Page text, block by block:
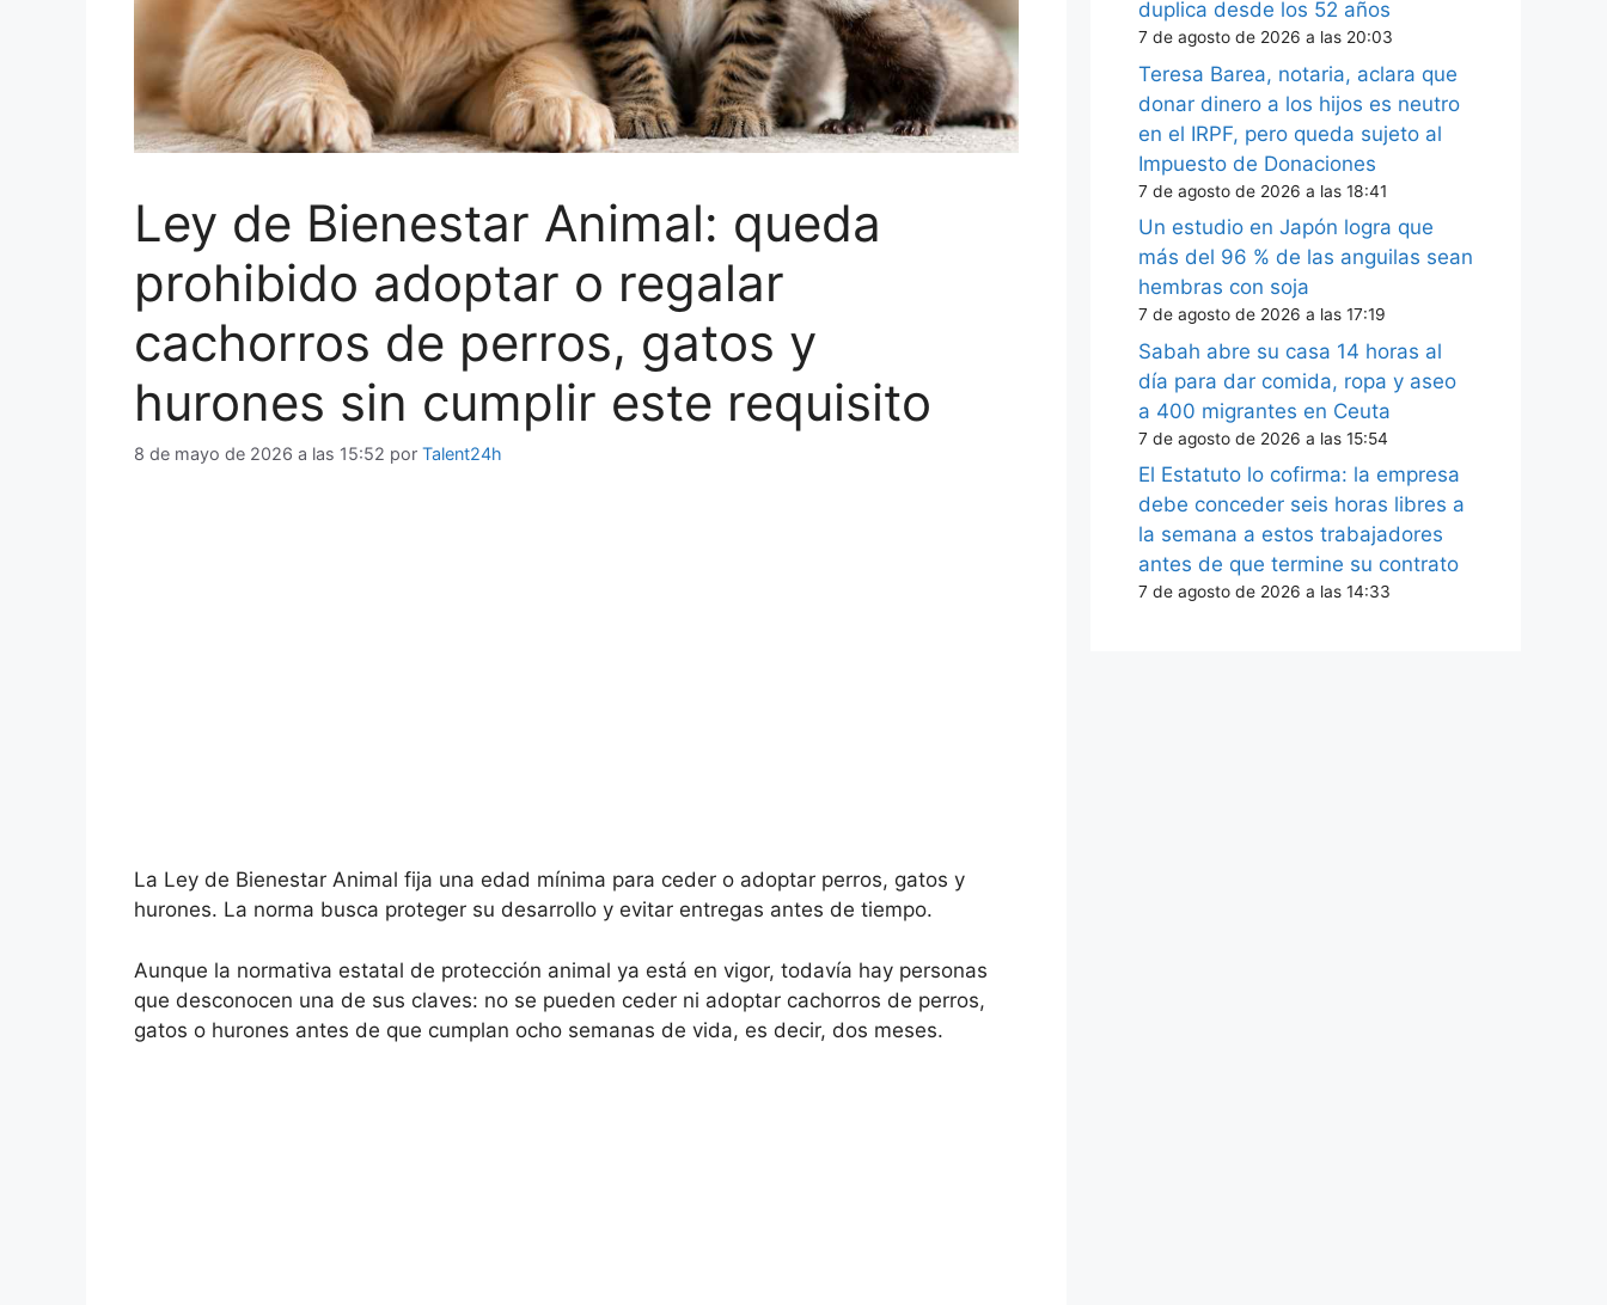
Ley de Bienestar Animal: queda
prohibido adoptar o regalar
cachorros de perros, gatos y
hurones sin cumplir este requisito
8 de mayo de 2026 a las 15:52 por Talent24h
La Ley de Bienestar Animal fija una edad mínima para ceder o adoptar perros, gatos y
hurones. La norma busca proteger su desarrollo y evitar entregas antes de tiempo.
Aunque la normativa estatal de protección animal ya está en vigor, todavía hay personas
que desconocen una de sus claves: no se pueden ceder ni adoptar cachorros de perros,
gatos o hurones antes de que cumplan ocho semanas de vida, es decir, dos meses.
duplica desde los 52 años
7 de agosto de 2026 a las 20:03
Teresa Barea, notaria, aclara que
donar dinero a los hijos es neutro
en el IRPF, pero queda sujeto al
Impuesto de Donaciones
7 de agosto de 2026 a las 18:41
Un estudio en Japón logra que
más del 96 % de las anguilas sean
hembras con soja
7 de agosto de 2026 a las 17:19
Sabah abre su casa 14 horas al
día para dar comida, ropa y aseo
a 400 migrantes en Ceuta
7 de agosto de 2026 a las 15:54
El Estatuto lo cofirma: la empresa
debe conceder seis horas libres a
la semana a estos trabajadores
antes de que termine su contrato
7 de agosto de 2026 a las 14:33